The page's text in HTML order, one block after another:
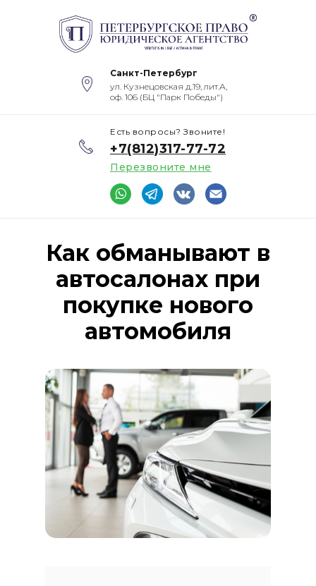
Санкт-Петербург
+7(812)317-77-72
Перезвоните мне
Есть вопросы? Звоните!
ул. Кузнецовская д.19, лит.А,
оф. 106 (БЦ "Парк Победы")
Как обманывают в
автосалонах при
покупке нового
автомобиля